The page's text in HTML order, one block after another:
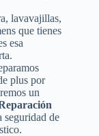
lavavajillas,
que tienes
esa
plus por
un
seguridad de